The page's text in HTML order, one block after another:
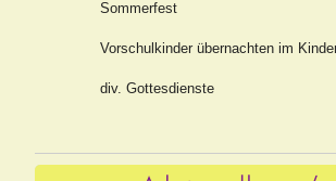
Sommerfest
Vorschulkinder übernachten im
div. Gottesdienste